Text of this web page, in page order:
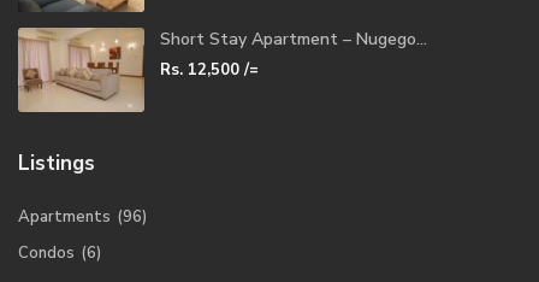
Short Stay Apartment – Nugego...
Rs. 12,500 /=
Listings
Apartments (96)
Condos (6)